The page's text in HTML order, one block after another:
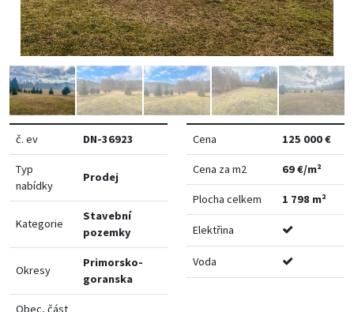
č. ev DN-36923
Typ
nabídky
Prodej
Kategorie
Stavební
pozemky
Okresy
Primorsko-
goranska
Obec, část
Cena 125 000 €
Cena za m2 69 €/m²
Plocha celkem 1 798 m²
Elektřina
Voda